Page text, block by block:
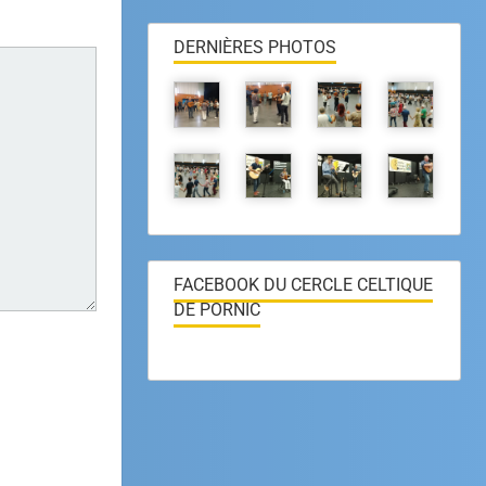
DERNIÈRES PHOTOS
FACEBOOK DU CERCLE CELTIQUE
DE PORNIC